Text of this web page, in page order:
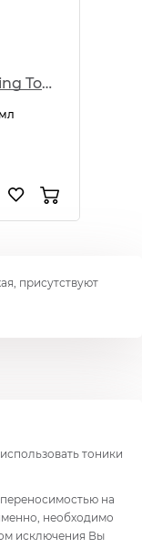
Forever Young Balancing Toner
присутствуют
тоники
на
необходимо
исключения Вы